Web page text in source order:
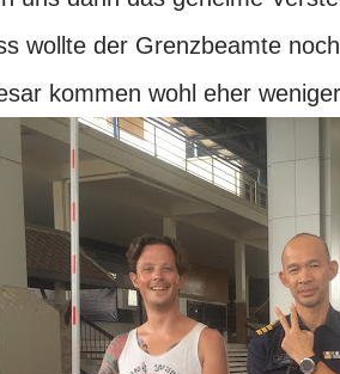
wollte der Grenzbeamte
kommen wohl eher